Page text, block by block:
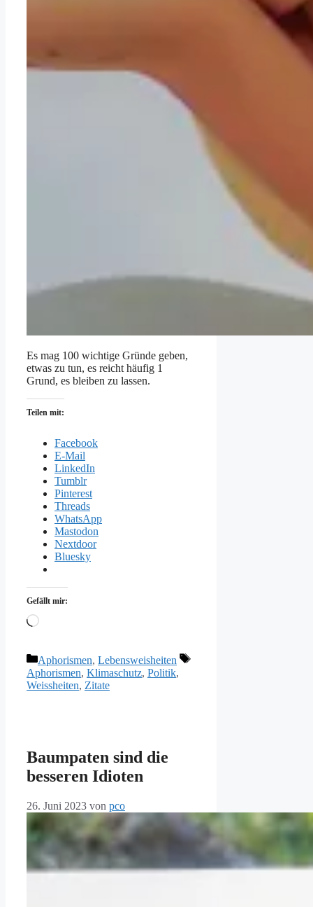
Es mag 100 wichtige Gründe geben,
etwas zu tun, es reicht häufig 1
Grund, es bleiben zu lassen.
Teilen mit:
Facebook
E-Mail
LinkedIn
Tumblr
Pinterest
Threads
WhatsApp
Mastodon
Nextdoor
Bluesky
Gefällt mir:
Wird
Kategorien
Aphorismen, Lebensweisheiten
Schlagwörter
Aphorismen, Klimaschutz, Politik,
Weissheiten, Zitate
Baumpaten sind die
besseren Idioten
26. Juni 2023 von pco